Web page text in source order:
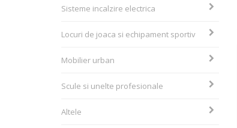
Sisteme incalzire electrica
Locuri de joaca si echipament sportiv
Mobilier urban
Scule si unelte profesionale
Altele